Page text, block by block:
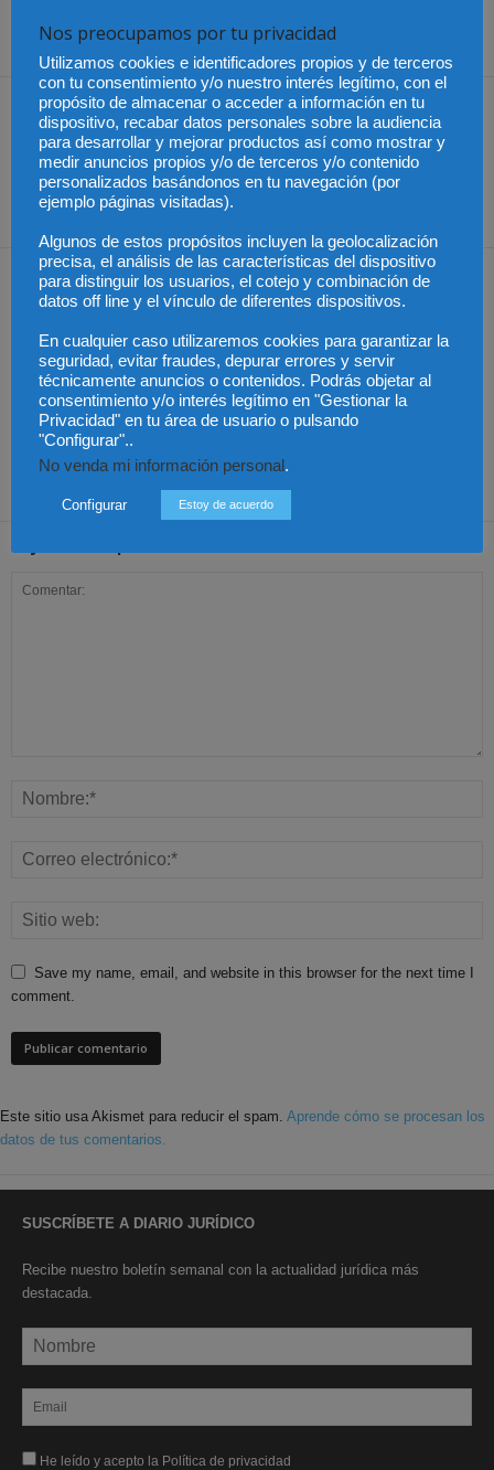
Share
Artículo anterior
Cada afectado por el IRPH
podría llegar a recuperar
más de 25.000 euros de
media
Artículo siguiente
Colombia – Nueva
estrategia de Movilidad
Artículos relacionados Más del autor
Chile – Equidad en el
mundo laboral
Dejar una respuesta
Save my name, email, and website in this browser for the next time I
comment.
Este sitio usa Akismet para reducir el spam. Aprende cómo se procesan los
datos de tus comentarios.
SUSCRÍBETE A DIARIO JURÍDICO
Recibe nuestro boletín semanal con la actualidad jurídica más
destacada.
He leído y acepto la Política de privacidad
Nos preocupamos por tu privacidad
Utilizamos cookies e identificadores propios y de terceros
con tu consentimiento y/o nuestro interés legítimo, con el
propósito de almacenar o acceder a información en tu
dispositivo, recabar datos personales sobre la audiencia
para desarrollar y mejorar productos así como mostrar y
medir anuncios propios y/o de terceros y/o contenido
personalizados basándonos en tu navegación (por
ejemplo páginas visitadas).
Algunos de estos propósitos incluyen la geolocalización
precisa, el análisis de las características del dispositivo
para distinguir los usuarios, el cotejo y combinación de
datos off line y el vínculo de diferentes dispositivos.
En cualquier caso utilizaremos cookies para garantizar la
seguridad, evitar fraudes, depurar errores y servir
técnicamente anuncios o contenidos. Podrás objetar al
consentimiento y/o interés legítimo en "Gestionar la
Privacidad" en tu área de usuario o pulsando
"Configurar"..
No venda mi información personal .
Configurar Estoy de acuerdo